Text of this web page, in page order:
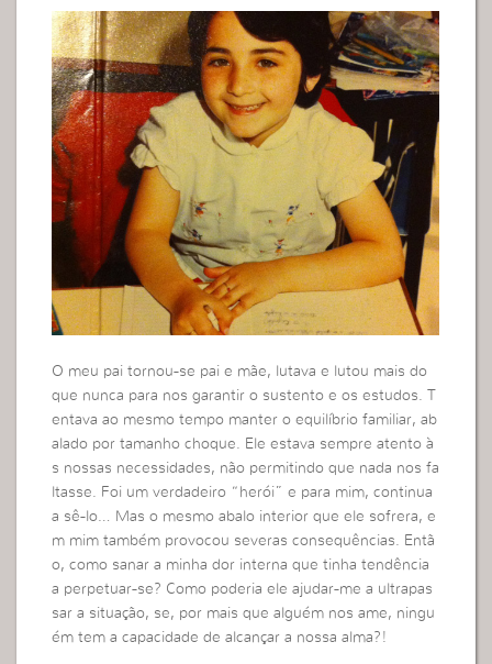
O meu pai tornou-se pai e mãe, lutava e lutou mais do
que nunca para nos garantir o sustento e os estudos. T
entava ao mesmo tempo manter o equilíbrio familiar, ab
alado por tamanho choque. Ele estava sempre atento à
s nossas necessidades, não permitindo que nada nos fa
ltasse. Foi um verdadeiro “herói” e para mim, continua
a sê-lo… Mas o mesmo abalo interior que ele sofrera, e
m mim também provocou severas consequências. Entã
o, como sanar a minha dor interna que tinha tendência
a perpetuar-se? Como poderia ele ajudar-me a ultrapas
sar a situação, se, por mais que alguém nos ame, ningu
ém tem a capacidade de alcançar a nossa alma?!